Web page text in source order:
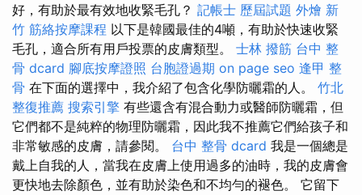
好，有助於最有效地收緊毛孔？ 記帳士 歷屆試題 外燴 新
竹 筋絡按摩課程 以下是韓國最佳的4噸，有助於快速收緊
毛孔，適合所有用戶投票的皮膚類型。 士林 撥筋 台中 整
骨 dcard 腳底按摩證照 台胞證過期 on page seo 逢甲 整
骨 在下面的選擇中，我介紹了包含化學防曬霜的人。 竹北
整復推薦 搜索引擎 有些還含有混合動力或醫師防曬霜，但
它們都不是純粹的物理防曬霜，因此我不推薦它們給孩子和
非常敏感的皮膚，請參閱。 台中 整骨 dcard 我是一個總是
戴上自我的人，當我在皮膚上使用過多的油時，我的皮膚會
更快地去除顏色，並有助於染色和不均勻的褪色。 它留下